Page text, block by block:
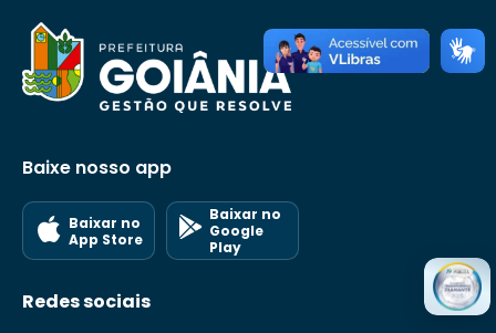
Baixe nosso app
Baixar no
App Store
Baixar no
Google
Play
Redes sociais